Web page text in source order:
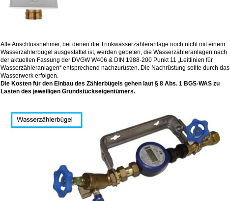
Alle Anschlussnehmer, bei denen die Trinkwasserzähleranlage noch nicht mit einem
Wasserzählerbügel ausgestattet ist, werden gebeten, die Wasserzähleranlagen nach
der aktuellen Fassung der DVGW W406 & DIN 1988-200 Punkt 11 „Leitlinien für
Wasserzähleranlagen“ entsprechend nachzurüsten. Die Nachrüstung sollte durch das
Wasserwerk erfolgen.
Die Kosten für den Einbau des Zählerbügels gehen laut § 8 Abs. 1 BGS-WAS zu
Lasten des jeweiligen Grundstückseigentümers.